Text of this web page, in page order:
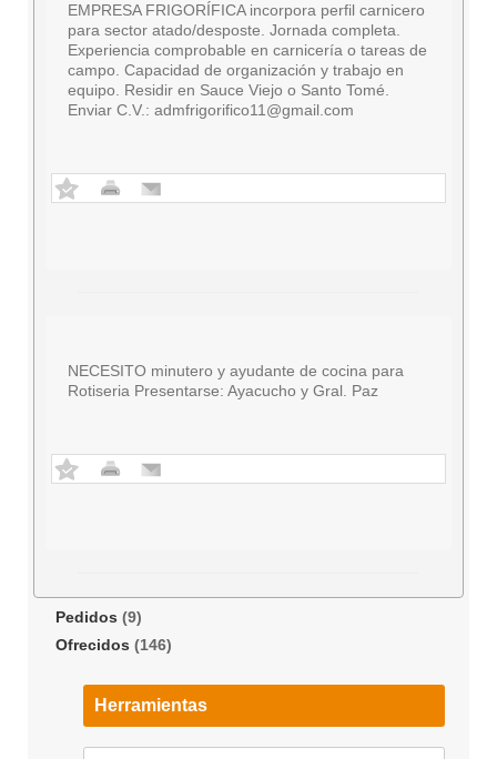
EMPRESA FRIGORÍFICA incorpora perfil carnicero
para sector atado/desposte. Jornada completa.
Experiencia comprobable en carnicería o tareas de
campo. Capacidad de organización y trabajo en
equipo. Residir en Sauce Viejo o Santo Tomé.
Enviar C.V.: admfrigorifico11@gmail.com
NECESITO minutero y ayudante de cocina para
Rotiseria Presentarse: Ayacucho y Gral. Paz
Pedidos (9)
Ofrecidos (146)
Herramientas